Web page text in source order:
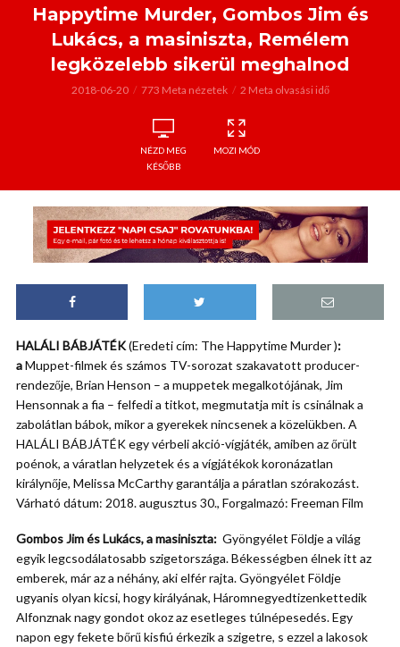
Happytime Murder, Gombos Jim és
Lukács, a masiniszta, Remélem
legközelebb sikerül meghalnod
2018-06-20 773 Meta nézetek 2 Meta olvasási idő
NÉZD MEG
KÉSŐBB
MOZI MÓD
HALÁLI BÁBJÁTÉK(Eredeti cím: The Happytime Murder ):
aMuppet-filmek és számos TV-sorozat szakavatott producer-
rendezője, Brian Henson – a muppetek megalkotójának, Jim
Hensonnak a fia – felfedi a titkot, megmutatja mit is csinálnak a
zabolátlan bábok, mikor a gyerekek nincsenek a közelükben. A
HALÁLI BÁBJÁTÉK egy vérbeli akció-vígjáték, amiben az őrült
poénok, a váratlan helyzetek és a vígjátékok koronázatlan
királynője, Melissa McCarthy garantálja a páratlan szórakozást.
Várható dátum: 2018. augusztus 30., Forgalmazó: Freeman Film
Gombos Jim és Lukács, a masiniszta: Gyöngyélet Földje a világ
egyik legcsodálatosabb szigetországa. Békességben élnek itt az
emberek, már az a néhány, aki elfér rajta. Gyöngyélet Földje
ugyanis olyan kicsi, hogy királyának, Háromnegyedtizenkettedik
Alfonznak nagy gondot okoz az esetleges túlnépesedés. Egy
napon egy fekete bőrű kisfiú érkezik a szigetre, s ezzel a lakosok